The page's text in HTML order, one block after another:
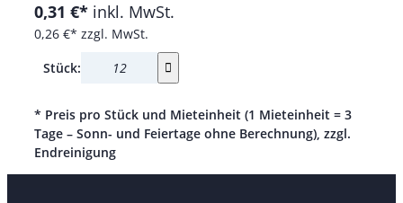
0,31 €* inkl. MwSt.
0,26 €* zzgl. MwSt.
Stück:
* Preis pro Stück und Mieteinheit (1 Mieteinheit = 3
Tage – Sonn- und Feiertage ohne Berechnung), zzgl.
Endreinigung